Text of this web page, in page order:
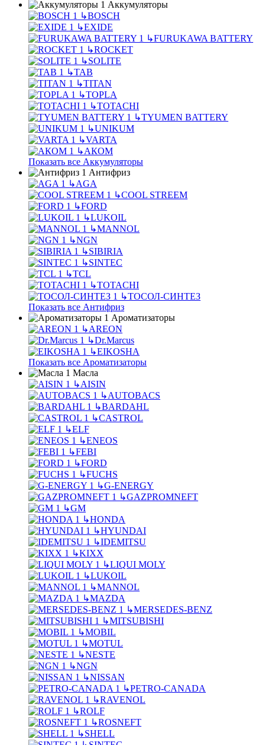
Аккумуляторы
↳BOSCH
↳EXIDE
↳FURUKAWA BATTERY
↳ROCKET
↳SOLITE
↳TAB
↳TITAN
↳TOPLA
↳TOTACHI
↳TYUMEN BATTERY
↳UNIKUM
↳VARTA
↳АКОМ
Показать все Аккумуляторы
Антифриз
↳AGA
↳COOL STREEM
↳FORD
↳LUKOIL
↳MANNOL
↳NGN
↳SIBIRIA
↳SINTEC
↳TCL
↳TOTACHI
↳ТОСОЛ-СИНТЕЗ
Показать все Антифриз
Ароматизаторы
↳AREON
↳Dr.Marcus
↳EIKOSHA
Показать все Ароматизаторы
Масла
↳AISIN
↳AUTOBACS
↳BARDAHL
↳CASTROL
↳ELF
↳ENEOS
↳FEBI
↳FORD
↳FUCHS
↳G-ENERGY
↳GAZPROMNEFT
↳GM
↳HONDA
↳HYUNDAI
↳IDEMITSU
↳KIXX
↳LIQUI MOLY
↳LUKOIL
↳MANNOL
↳MAZDA
↳MERSEDES-BENZ
↳MITSUBISHI
↳MOBIL
↳MOTUL
↳NESTE
↳NGN
↳NISSAN
↳PETRO-CANADA
↳RAVENOL
↳ROLF
↳ROSNEFT
↳SHELL